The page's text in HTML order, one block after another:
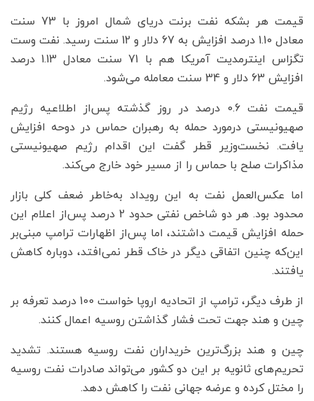
قیمت هر بشکه نفت برنت دریای شمال امروز با 73 سنت
معادل 1.10 درصد افزایش به 67 دلار و 12 سنت رسید. نفت وست
تگزاس اینترمدیت آمریکا هم با 71 سنت معادل 1.13 درصد
افزایش 63 دلار و 34 سنت معامله می‌شود.
قیمت نفت 0.6 درصد در روز گذشته پس‌از اطلاعیه رژیم
صهیونیستی درمورد حمله به رهبران حماس در دوحه افزایش
یافت. نخست‌وزیر قطر گفت این اقدام رژیم صهیونیستی
مذاکرات صلح با حماس را از مسیر خود خارج می‌کند.
اما عکس‌العمل نفت به این رویداد به‌خاطر ضعف کلی بازار
محدود بود. هر دو شاخص نفتی حدود 2 درصد پس‌از اعلام این
حمله افزایش قیمت داشتند، اما پس‌از اظهارات ترامپ مبنی‌بر
این‌که چنین اتفاقی دیگر در خاک قطر نمی‌افتد، دوباره کاهش
یافتند.
از طرف دیگر، ترامپ از اتحادیه اروپا خواست 100 درصد تعرفه بر
چین و هند جهت تحت فشار گذاشتن روسیه اعمال کنند.
چین و هند بزرگ‌ترین خریداران نفت روسیه هستند. تشدید
تحریم‌های ثانویه بر این دو کشور می‌تواند صادرات نفت روسیه
را مختل کرده و عرضه جهانی نفت را کاهش دهد.